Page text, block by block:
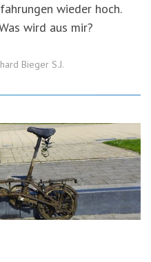
wieder hoch.
wird aus mir?
Bieger S.J.